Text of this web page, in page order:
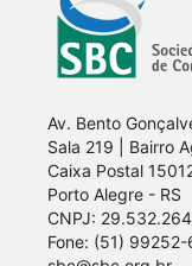
Av. Bento
Sala 219 | Bairro
Caixa Postal
Porto Alegre - RS
CNPJ:
Fone: (51) 99252-